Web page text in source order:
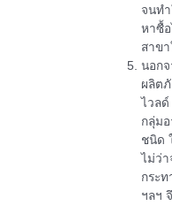
จนท
หาซื้
สาข
นอกจ
ผลิต
ไวล
กลุ่ม
ชนิด
ไม่ว่า
กระ
ฯลฯ